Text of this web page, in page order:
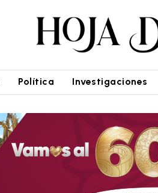
Política Investigaciones